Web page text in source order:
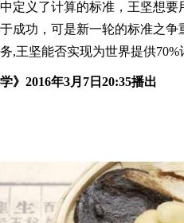
定义了计算的标准，王坚想
成功，可是新一轮的标准之
,王坚能否实现为世界提供
》2016年3月7日20:35播出